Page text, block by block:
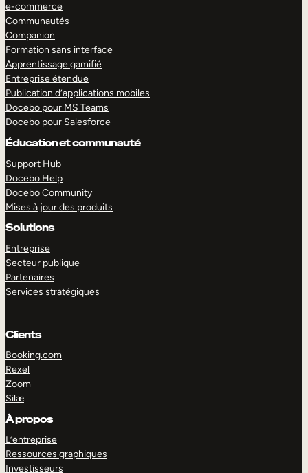
e-commerce
Communautés
Companion
Formation sans interface
Apprentissage gamifié
Entreprise étendue
Publication d’applications mobiles
Docebo pour MS Teams
Docebo pour Salesforce
Éducation et communauté
Support Hub
Docebo Help
Docebo Community
Mises à jour des produits
Solutions
Entreprise
Secteur publique
Partenaires
Services stratégiques
Clients
Booking.com
Rexel
Zoom
Silæ
À propos
L’entreprise
Ressources graphiques
Investisseurs